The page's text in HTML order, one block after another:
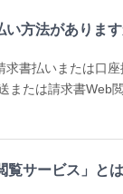
方法があります
求書払いまたは口座
または請求書Web
覧サービス」と